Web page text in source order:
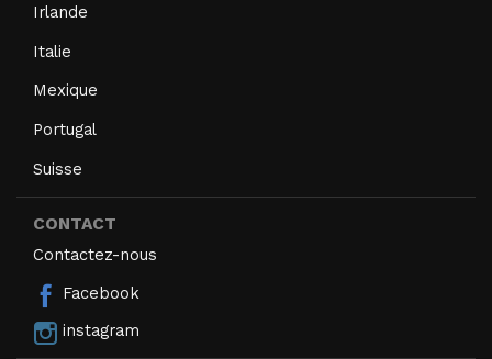
Irlande
Italie
Mexique
Portugal
Suisse
CONTACT
Contactez-nous
Facebook
instagram